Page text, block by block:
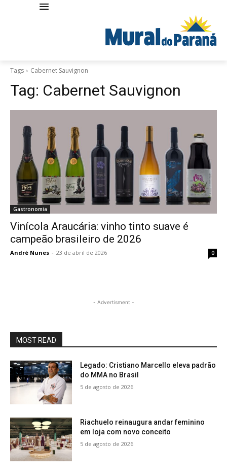
Tags Cabernet Sauvignon
Tag: Cabernet Sauvignon
Gastronomia
Vinícola Araucária: vinho tinto suave é
campeão brasileiro de 2026
André Nunes - 23 de abril de 2026 0
- Advertisment -
MOST READ
Legado: Cristiano Marcello eleva padrão
do MMA no Brasil
5 de agosto de 2026
Riachuelo reinaugura andar feminino
em loja com novo conceito
5 de agosto de 2026